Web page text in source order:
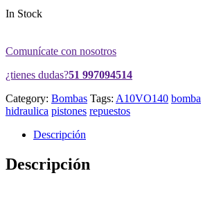
In Stock
Comunícate con nosotros
¿tienes dudas?51 997094514
Category: Bombas Tags: A10VO140 bomba
hidraulica pistones repuestos
Descripción
Descripción